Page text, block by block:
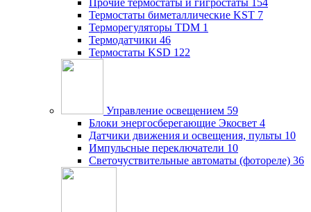
Прочие термостаты и гигростаты 154
Термостаты биметаллические KST 7
Терморегуляторы TDM 1
Термодатчики 46
Термостаты KSD 122
Управление освещением 59
Блоки энергосберегающие Экосвет 4
Датчики движения и освещения, пульты 10
Импульсные переключатели 10
Светочуствительные автоматы (фотореле) 36